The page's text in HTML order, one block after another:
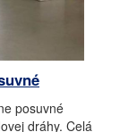
posuvné
dráhy. Celá